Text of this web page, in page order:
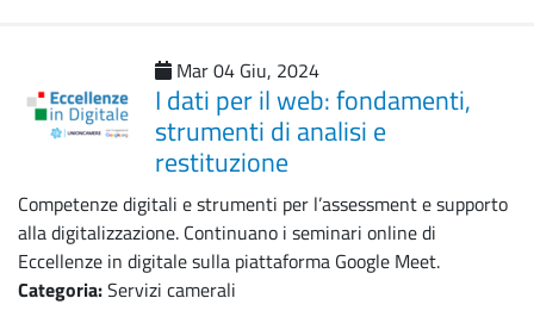
Mar 04 Giu, 2024
I dati per il web: fondamenti,
strumenti di analisi e
restituzione
Competenze digitali e strumenti per l’assessment e supporto
alla digitalizzazione. Continuano i seminari online di
Eccellenze in digitale sulla piattaforma Google Meet.
Categoria:Servizi camerali